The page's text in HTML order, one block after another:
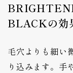
BLACKの効
毛穴よりも細い
り込みます。手